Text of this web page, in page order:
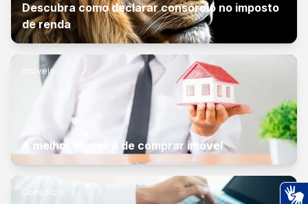
Descubra como declarar consórcio no imposto
de renda
Imóveis
A melhor maneira de comprar imóvel
Consórcio